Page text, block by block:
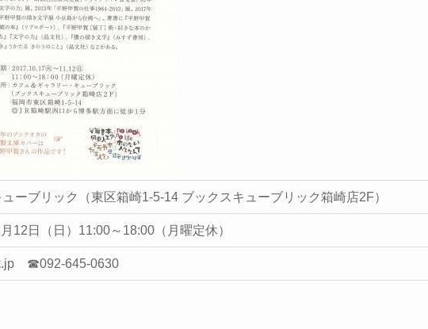
ーブリック（東区箱崎1-5-14 ブックスキューブリック箱崎店2F）
12日（日）11:00～18:00（月曜定休）
☎092-645-0630